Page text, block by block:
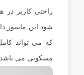
راحتی کاربر در
شود این
که می تواند
مسکونی می باشد.